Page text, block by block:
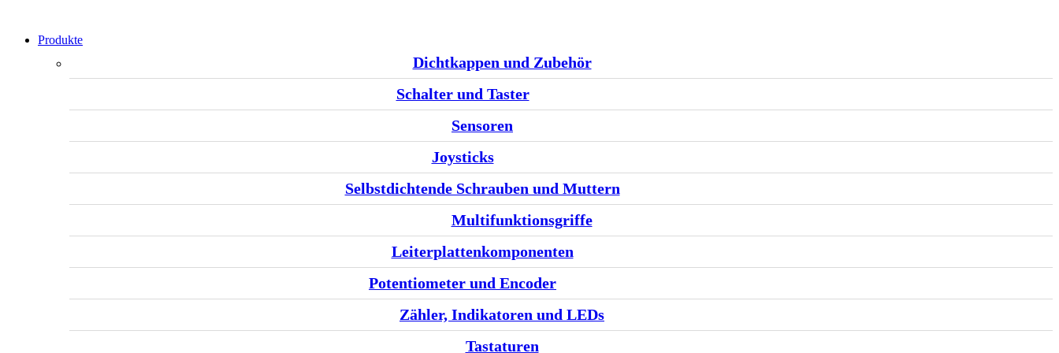
Produkte
Dichtkappen und Zubehör
Schalter und Taster
Sensoren
Joysticks
Selbstdichtende Schrauben und Muttern
Multifunktionsgriffe
Leiterplattenkomponenten
Potentiometer und Encoder
Zähler, Indikatoren und LEDs
Tastaturen